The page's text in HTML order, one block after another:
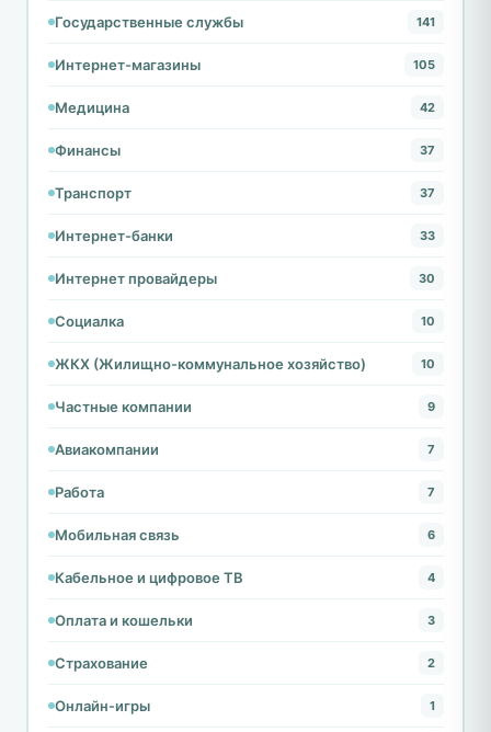
Государственные службы 141
Интернет-магазины 105
Медицина 42
Финансы 37
Транспорт 37
Интернет-банки 33
Интернет провайдеры 30
Социалка 10
ЖКХ (Жилищно-коммунальное хозяйство) 10
Частные компании 9
Авиакомпании 7
Работа 7
Мобильная связь 6
Кабельное и цифровое ТВ 4
Оплата и кошельки 3
Страхование 2
Онлайн-игры 1